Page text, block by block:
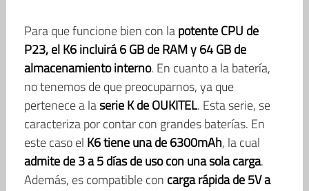
Para que funcione bien con lapotente CPU de
P23, el K6 incluirá 6 GB de RAM y 64 GB de
almacenamiento interno. En cuanto a la batería,
no tenemos de que preocuparnos, ya que
pertenece a laserie K de OUKITEL. Esta serie, se
caracteriza por contar con grandes baterías. En
este caso el K6 tiene una de 6300mAh, la cual
admite de 3 a 5 días de uso con una sola carga.
Además, es compatible con carga rápida de 5V a